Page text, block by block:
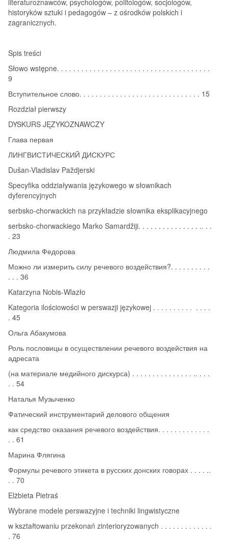
historyków sztuki i pedagogów – z ośrodków polskich i
zagranicznych.
Spis treści
Słowo wstępne. . . . . . . . . . . . . . . . . . . . . . . . . . . . . . . . . . . . . .
9
Вступительное слово. . . . . . . . . . . . . . . . . . . . . . . . . . . . . . 15
Rozdział pierwszy
DYSKURS JĘZYKOZNAWCZY
Глава первая
ЛИНГВИСТИЧЕСКИЙ ДИСКУРС
Dušan-Vladislav Paždjerski
Specyfika oddziaływania językowego w słownikach
dyferencyjnych
serbsko-chorwackich na przykładzie słownika eksplikacyjnego
serbsko-chorwackiego Marko Samardžiji. . . . . . . . . . . . . . . .. . .
. 23
Людмила Федорова
Можно ли измерить силу речевого воздействия?. . . . . . . . . .
. . . 36
Katarzyna Nobis-Wlazło
Kategoria ilościowości w perswazji językowej . . . . . . . . . . . . . .
. 45
Ольга Абакумова
Роль пословицы в осуществлении речевого воздействия на
адресата
(на материале медийного дискурса) . . . . . . . . . . . . . . . .. . . .
. . 54
Наталья Музыченко
Фатический инструментарий делового общения
как средство оказания речевого воздействия. . . . . . . . . . . . .
. . 61
Марина Флягина
Формулы речевого этикета в русских донских говорах . . . . ..
. . 70
Elżbieta Pietraś
Wybrane modele perswazyjne i techniki lingwistyczne
w kształtowaniu przekonań zinterioryzowanych . . . . . . . . . . . . .
. 76